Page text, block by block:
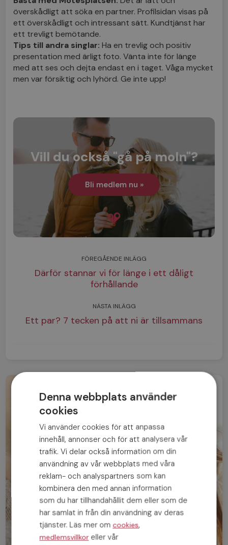
överskådligt att söka en partner. Profilsidan visas på
ett överskådligt och intressant sätt. Kundtjänst har
ett trevligt bemötande.
Tips till andra singlar: Ha en trevlig och positiv
presentation med ärligt foto. Vänta inte för länge
med att ses och dejta endast en i taget. Våga mycket
men var försiktig och lyhörd. Ge inte upp!
Vill du också "gå på moln"?
Bli medlem nu »
FÖREGÅENDE INLÄGG
Därför stannar vi för länge i ett dåligt
förhållande
NÄSTA INLÄGG
Ett par? 7 tecken på att ni är tillsammans
Denna webbplats använder
cookies
Vi använder cookies för att anpassa
innehåll, annonser och för att analysera vår
trafik. Vi delar också information om din
användning av vår webbplats med våra
reklam- och analyspartners som kan
kombinera den med annan information
som du har tillhandahållit dem eller som de
har samlat in från din användning av deras
tjänster. Läs mer om cookies,
medlemsvillkoreller vår